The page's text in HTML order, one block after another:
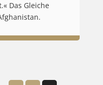
Das Gleiche